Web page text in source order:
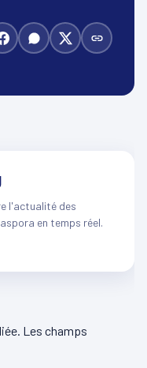
l'actualité des
en temps réel.
Les champs